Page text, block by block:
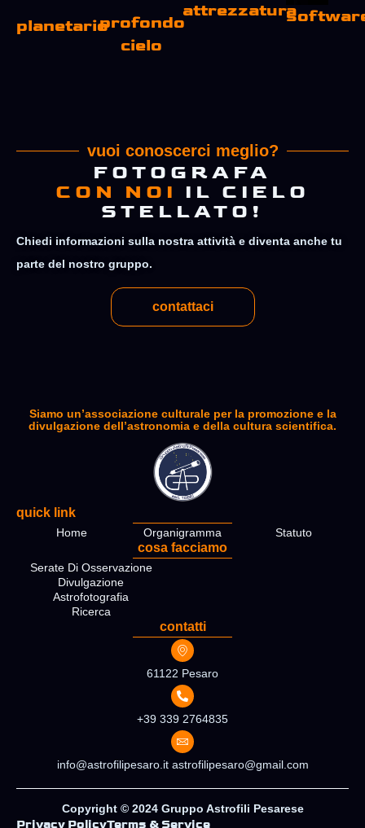
planetarioprofondo
cielo
attrezzatura
vuoi conoscerci meglio?
FOTOGRAFA
CON NOI
IL CIELO
STELLATO!
Chiedi informazioni sulla nostra attività e diventa anche tu
parte del nostro gruppo.
contattaci
Siamo un’associazione culturale per la promozione e la
divulgazione dell’astronomia e della cultura scientifica.
quick link
Home Organigramma Statuto
cosa facciamo
Serate Di Osservazione
Divulgazione
Astrofotografia
Ricerca
contatti
61122 Pesaro
+39 339 2764835
info@astrofilipesaro.it astrofilipesaro@gmail.com
Copyright © 2024 Gruppo Astrofili Pesarese
Privacy PolicyTerms & Service